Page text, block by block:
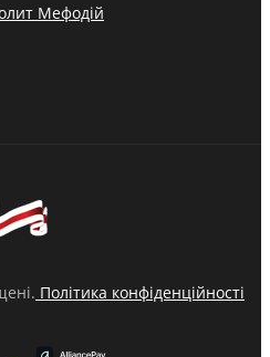
Мефодій
Політика конфіденційності